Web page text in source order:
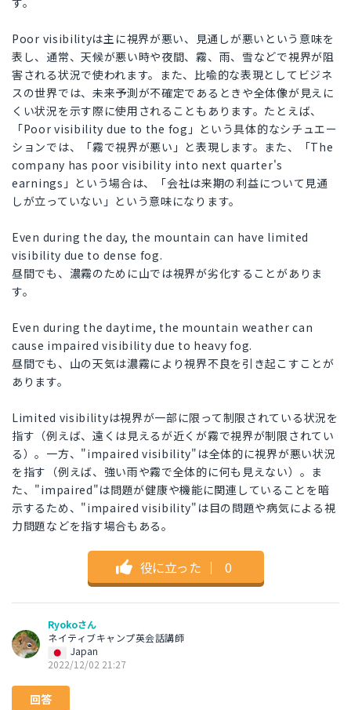
Poor visibilityは主に視界が悪い、見通しが悪いという意味を
表し、通常、天候が悪い時や夜間、霧、雨、雪などで視界が阻
害される状況で使われます。また、比喩的な表現としてビジネ
スの世界では、未来予測が不確定であるときや全体像が見えに
くい状況を示す際に使用されることもあります。たとえば、
「Poor visibility due to the fog」という具体的なシチュエー
ションでは、「霧で視界が悪い」と表現します。また、「The
company has poor visibility into next quarter's
earnings」という場合は、「会社は来期の利益について見通
しが立っていない」という意味になります。
Even during the day, the mountain can have limited
visibility due to dense fog.
昼間でも、濃霧のために山では視界が劣化することがありま
す。
Even during the daytime, the mountain weather can
cause impaired visibility due to heavy fog.
昼間でも、山の天気は濃霧により視界不良を引き起こすことが
あります。
Limited visibilityは視界が一部に限って制限されている状況を
指す（例えば、遠くは見えるが近くが霧で視界が制限されてい
る）。一方、"impaired visibility"は全体的に視界が悪い状況
を指す（例えば、強い雨や霧で全体的に何も見えない）。ま
た、"impaired"は問題が健康や機能に関連していることを暗
示するため、"impaired visibility"は目の問題や病気による視
力問題などを指す場合もある。
役に立った ｜ 0
Ryokoさん
ネイティブキャンプ英会話講師
Japan
2022/12/02 21:27
回答